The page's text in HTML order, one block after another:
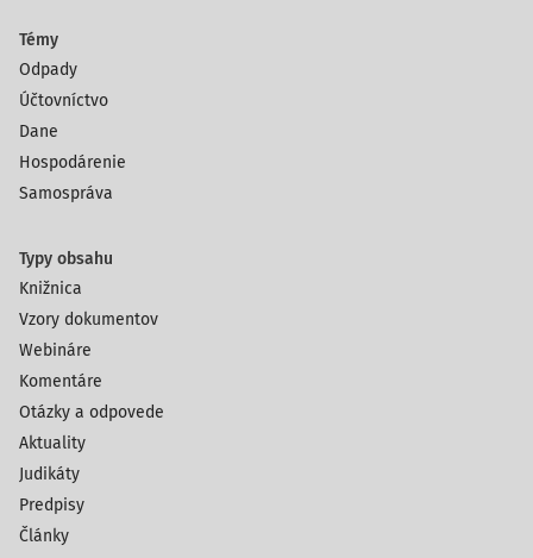
Témy
Odpady
Účtovníctvo
Dane
Hospodárenie
Samospráva
Typy obsahu
Knižnica
Vzory dokumentov
Webináre
Komentáre
Otázky a odpovede
Aktuality
Judikáty
Predpisy
Články